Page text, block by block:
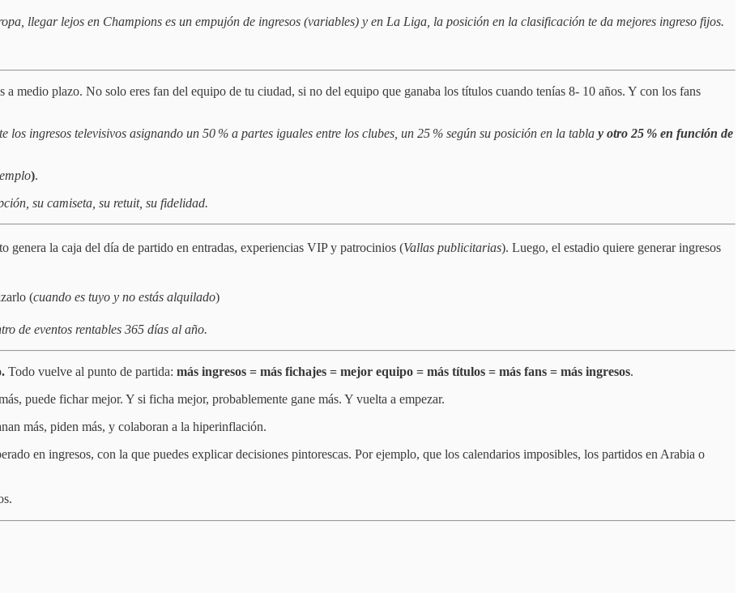
llegar lejos en Champions es un empujón de ingresos (variables) y en La Liga, la posición en la clasificación te da mejores ingreso fijos.
a medio plazo. No solo eres fan del equipo de tu ciudad, si no del equipo que ganaba los títulos cuando tenías 8- 10 años. Y con los fans
los ingresos televisivos asignando un 50 % a partes iguales entre los clubes, un 25 % según su posición en la tabla y otro 25 % en función de
).
su camiseta, su retuit, su fidelidad.
genera la caja del día de partido en entradas, experiencias VIP y patrocinios (Vallas publicitarias). Luego, el estadio quiere generar ingresos
(cuando es tuyo y no estás alquilado)
de eventos rentables 365 días al año.
Todo vuelve al punto de partida: más ingresos = más fichajes = mejor equipo = más títulos = más fans = más ingresos.
puede fichar mejor. Y si ficha mejor, probablemente gane más. Y vuelta a empezar.
más, piden más, y colaboran a la hiperinflación.
en ingresos, con la que puedes explicar decisiones pintorescas. Por ejemplo, que los calendarios imposibles, los partidos en Arabia o